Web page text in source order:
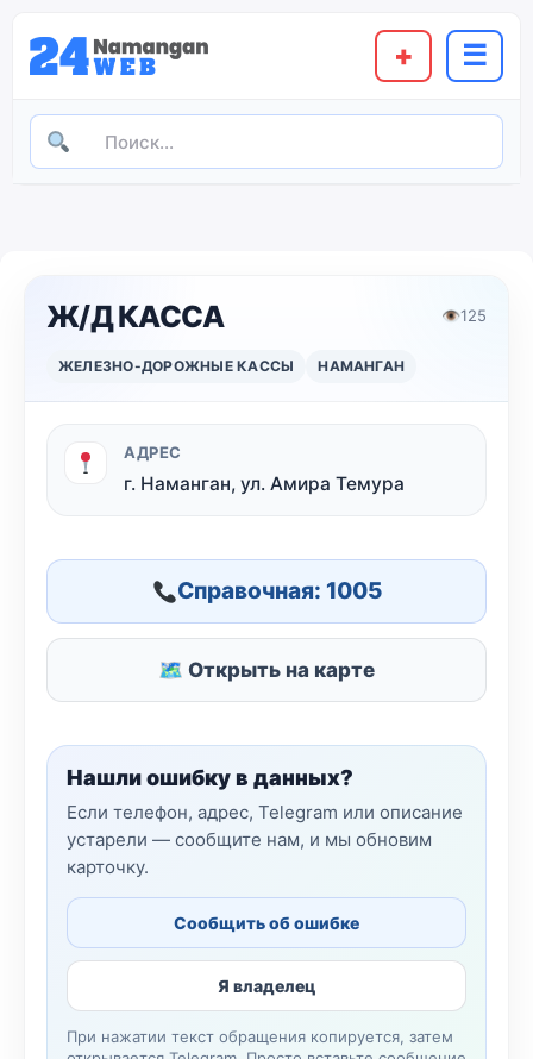
+ ☰
Ж/Д КАССА 👁125
ЖЕЛЕЗНО-ДОРОЖНЫЕ КАССЫ НАМАНГАН
АДРЕС
г. Наманган, ул. Амира Темура
Справочная: 1005
🗺 Открыть на карте
Нашли ошибку в данных?
Если телефон, адрес, Telegram или описание
устарели — сообщите нам, и мы обновим
карточку.
Сообщить об ошибке
Я владелец
При нажатии текст обращения копируется, затем